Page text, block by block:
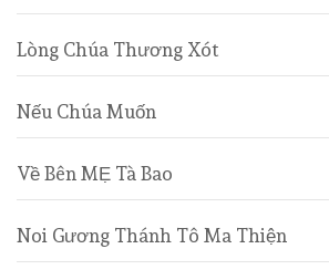
Lòng Chúa Thương Xót
Nếu Chúa Muốn
Về Bên MẸ Tà Bao
Noi Gương Thánh Tô Ma Thiện